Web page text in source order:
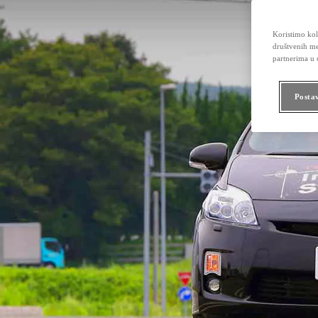
Koristimo
društvenih
partnerima u